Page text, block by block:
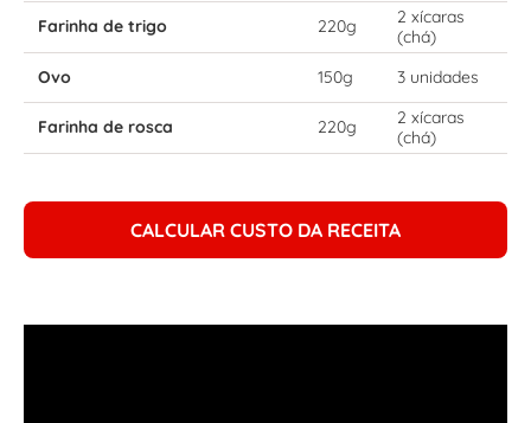
Farinha de trigo 220g
2 xícaras
(chá)
Ovo
150g 3 unidades
Farinha de rosca 220g
2 xícaras
(chá)
CALCULAR CUSTO DA RECEITA